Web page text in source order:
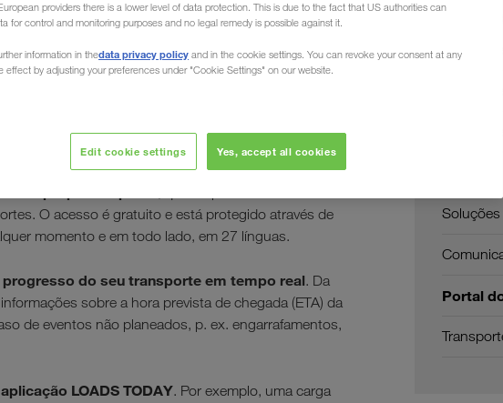
da própria empresa
O acesso é gratuito e está protegido através de
momento e em todo lado, em 27 línguas.
do seu transporte em tempo real. Da
sobre a hora prevista de chegada (ETA) da
de eventos não planeados, p. ex. engarrafamentos,
LOADS TODAY. Por exemplo, uma carga
Portal
providers there is a lower level of data protection. This is due to the fact that US authorities can
for control and monitoring purposes and no legal remedy is possible against it.
information in thedata privacy policy and in the cookie settings. You can revoke your consent at any
effect by adjusting your preferences under "Cookie Settings" on our website.
Edit cookie settings Yes, accept all cookies